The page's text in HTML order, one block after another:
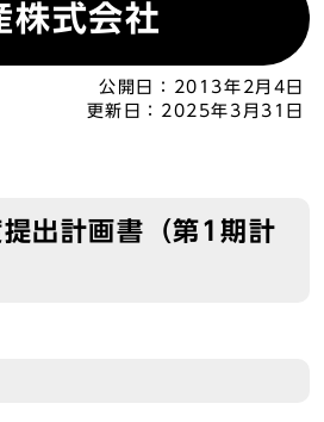
株式会社
公開日：
2013年2月4日
更新日： 2025年3月31日
出計画書（第1期計